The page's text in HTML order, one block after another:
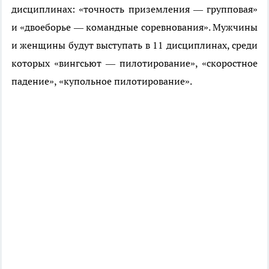
дисциплинах: «точность приземления — групповая»
и «двоеборье — командные соревнования». Мужчины
и женщины будут выступать в 11 дисциплинах, среди
которых «вингсьют — пилотирование», «скоростное
падение», «купольное пилотирование».